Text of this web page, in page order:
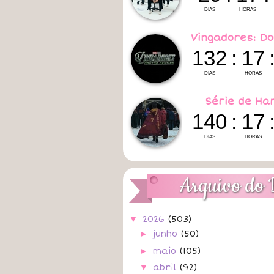
Vingadores:
Série de
Arquivo do
▼ 2026 (503)
► junho (50)
► maio (105)
▼ abril (92)